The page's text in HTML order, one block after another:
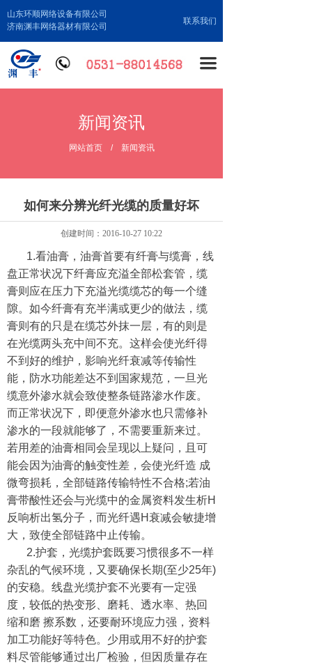
山东环顺网络设备有限公司
济南渊丰网络器材有限公司
联系我们
끀
如何来分辨光纤光缆的质量好坏
1.看油膏，油膏首要有纤膏与缆膏，线
盘正常状况下纤膏应充溢全部松套管，缆
膏则应在压力下充溢光缆缆芯的每一个缝
隙。如今纤膏有充半满或更少的做法，缆
膏则有的只是在缆芯外抹一层，有的则是
在光缆两头充中间不充。这样会使光纤得
不到好的维护，影响光纤衰减等传输性
能，防水功能差达不到国家规范，一旦光
缆意外渗水就会致使整条链路渗水作废。
而正常状况下，即便意外渗水也只需修补
渗水的一段就能够了，不需要重新来过。
若用差的油膏相同会呈现以上疑问，且可
能会因为油膏的触变性差，会使光纤造 成
微弯损耗，全部链路传输特性不合格;若油
膏带酸性还会与光缆中的金属资料发生析H
反响析出氢分子，而光纤遇H衰减会敏捷增
大，致使全部链路中止传输。
2.护套，光缆护套既要习惯很多不一样
杂乱的气候环境，又要确保长期(至少25年)
的安稳。线盘光缆护套不光要有一定强
度，较低的热变形、磨耗、透水率、热回
缩和磨 擦系数，还要耐环境应力强，资料
加工功能好等特色。少用或用不好的护套
料尽管能够通过出厂检验，但因质量存在
新闻资讯
网站首页/ 新闻资讯
创建时间： 2016-10-27 10:22